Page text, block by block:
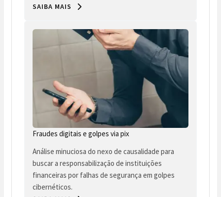
SAIBA MAIS
Fraudes digitais e golpes via pix
Análise minuciosa do nexo de causalidade para
buscar a responsabilização de instituições
financeiras por falhas de segurança em golpes
cibernéticos.